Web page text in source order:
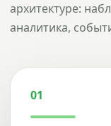
архитектуре:
аналитика,
01